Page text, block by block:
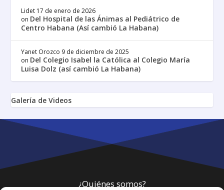
Lidet 17 de enero de 2026
on Del Hospital de las Ánimas al Pediátrico de
Centro Habana (Así cambió La Habana)
Yanet Orozco 9 de diciembre de 2025
on Del Colegio Isabel la Católica al Colegio María
Luisa Dolz (así cambió La Habana)
Galería de Videos
¿Quiénes somos?